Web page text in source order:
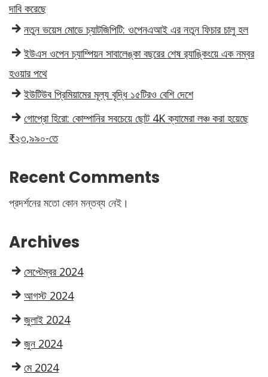
দাবি করেছে
নতুন ভয়েস মোডে চ্যাটজিপিটি: ওপেনএআই এর নতুন ফিচার চালু হল
ইউএস ওপেন চ্যাম্পিয়ন সাবালেঙ্কা বছরের শেষ র‍্যাঙ্কিংয়ে এক নম্বর
হওয়ার পথে
ইউটিউব প্রিমিয়ামের মূল্য বৃদ্ধি ১৫টিরও বেশি দেশে
গোপ্রো হিরো: কোম্পানির সবচেয়ে ছোট 4K ক্যামেরা লঞ্চ করা হয়েছে
₹২৩,৯৯০-তে
Recent Comments
প্রদর্শনের মতো কোন মন্তব্য নেই।
Archives
সেপ্টেম্বর 2024
আগস্ট 2024
জুলাই 2024
জুন 2024
মে 2024